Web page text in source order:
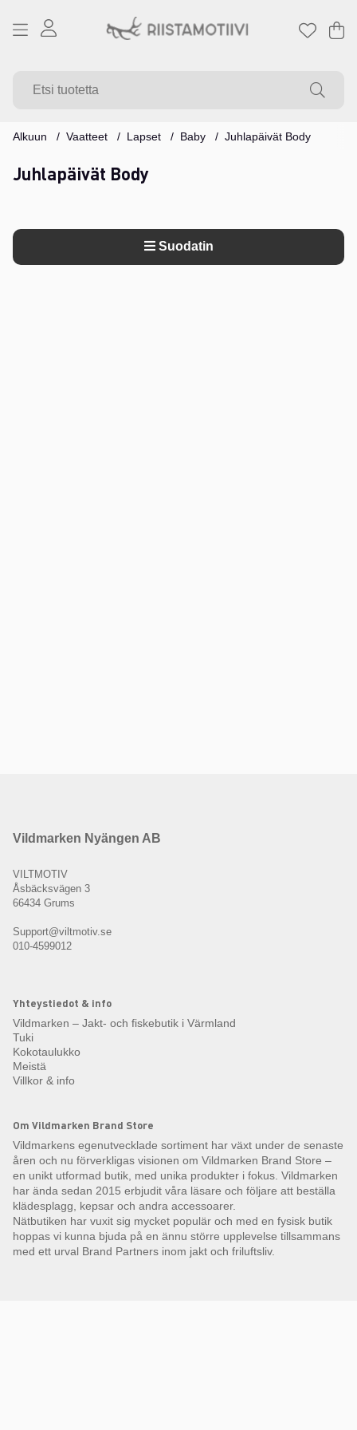
.
Alkuun Vaatteet Lapset Baby Juhlapäivät Body
Juhlapäivät Body
Suodatin
Vildmarken Nyängen AB
VILTMOTIV
Åsbäcksvägen 3
66434 Grums
Support@viltmotiv.se
010-4599012
Yhteystiedot & info
Vildmarken – Jakt- och fiskebutik i Värmland
Tuki
Kokotaulukko
Meistä
Villkor & info
Om Vildmarken Brand Store
Vildmarkens egenutvecklade sortiment har växt under de senaste
åren och nu förverkligas visionen om Vildmarken Brand Store –
en unikt utformad butik, med unika produkter i fokus. Vildmarken
har ända sedan 2015 erbjudit våra läsare och följare att beställa
klädesplagg, kepsar och andra accessoarer.
Nätbutiken har vuxit sig mycket populär och med en fysisk butik
hoppas vi kunna bjuda på en ännu större upplevelse tillsammans
med ett urval Brand Partners inom jakt och friluftsliv.